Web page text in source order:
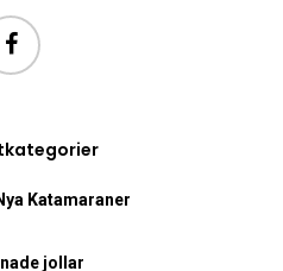
Katamaraner
jollar